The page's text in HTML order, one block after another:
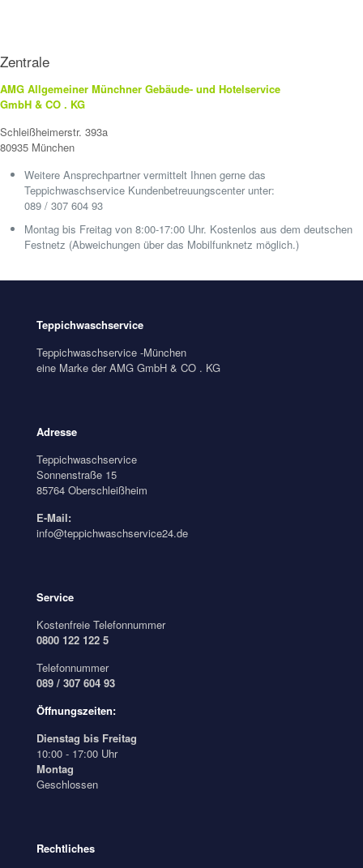
Zentrale
AMG Allgemeiner Münchner Gebäude- und Hotelservice
GmbH & CO . KG
Schleißheimerstr. 393a
80935 München
Weitere Ansprechpartner vermittelt Ihnen gerne das
Teppichwaschservice Kundenbetreuungscenter unter:
089 / 307 604 93
Montag bis Freitag von 8:00-17:00 Uhr. Kostenlos aus dem deutschen
Festnetz (Abweichungen über das Mobilfunknetz möglich.)
Teppichwaschservice
Teppichwaschservice -München
eine Marke der AMG GmbH & CO . KG
Adresse
Teppichwaschservice
Sonnenstraße 15
85764 Oberschleißheim
E-Mail:
info@teppichwaschservice24.de
Service
Kostenfreie Telefonnummer
0800 122 122 5
Telefonnummer
089 / 307 604 93
Öffnungszeiten:
Dienstag bis Freitag
10:00 - 17:00 Uhr
Montag
Geschlossen
Rechtliches